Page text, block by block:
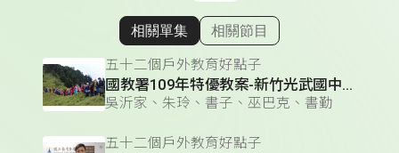
顯示相關單集
相關單集 相關節目
五十二個戶外教育好點子
國教署109年特優教案-新竹光武國中「空中的島嶼」
吳沂家、朱玲、書子、巫巴克、書勤
五十二個戶外教育好點子